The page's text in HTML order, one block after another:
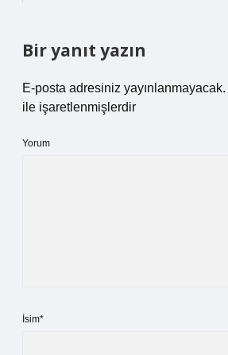
Bir yanıt yazın
E-posta adresiniz yayınlanmayacak.
ile işaretlenmişlerdir
Yorum
İsim*